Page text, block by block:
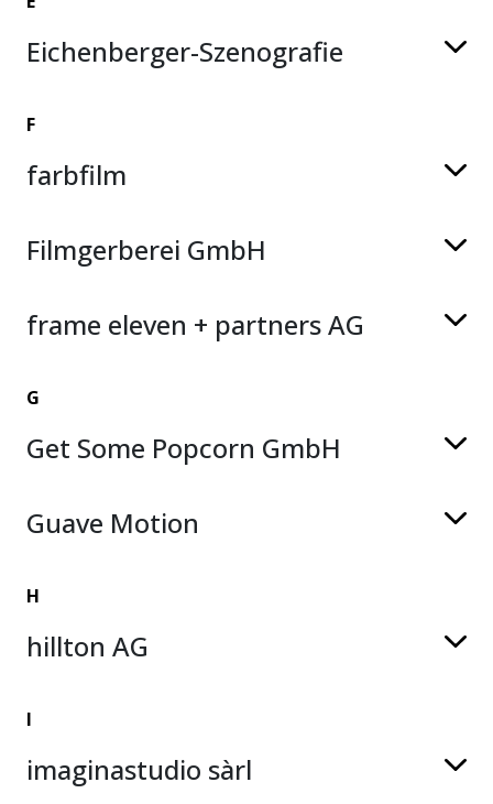
Eichenberger-Szenografie
F
farbfilm
Filmgerberei GmbH
frame eleven + partners AG
G
Get Some Popcorn GmbH
Guave Motion
H
hillton AG
I
imaginastudio sàrl